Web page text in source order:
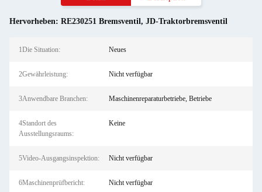
Hervorheben: RE230251 Bremsventil, JD-Traktorbremsventil
1Die Situation: Neues
2Gewährleistung: Nicht verfügbar
3Anwendbare Branchen: Maschinenreparaturbetriebe, Betriebe
4Standort des
Ausstellungsraums:
Keine
5Video-Ausgangsinspektion: Nicht verfügbar
6Maschinenprüfbericht: Nicht verfügbar